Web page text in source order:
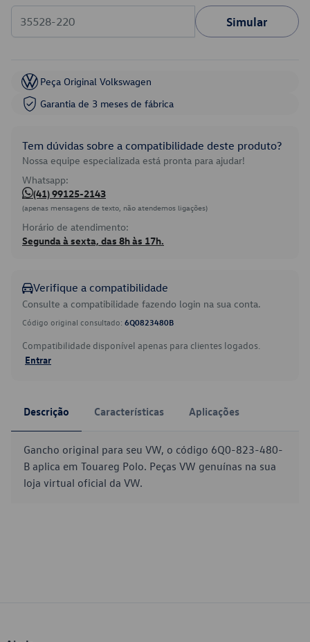
Simular
Peça Original Volkswagen
Garantia de 3 meses de fábrica
Tem dúvidas sobre a compatibilidade deste produto?
Nossa equipe especializada está pronta para ajudar!
Whatsapp:
(41) 99125-2143
(apenas mensagens de texto, não atendemos ligações)
Horário de atendimento:
Segunda à sexta, das 8h às 17h.
Verifique a compatibilidade
Consulte a compatibilidade fazendo login na sua conta.
Código original consultado: 6Q0823480B
Compatibilidade disponível apenas para clientes logados.
Entrar
Descrição Características Aplicações
Gancho original para seu VW, o código 6Q0-823-480-
B aplica em Touareg Polo. Peças VW genuínas na sua
loja virtual oficial da VW.